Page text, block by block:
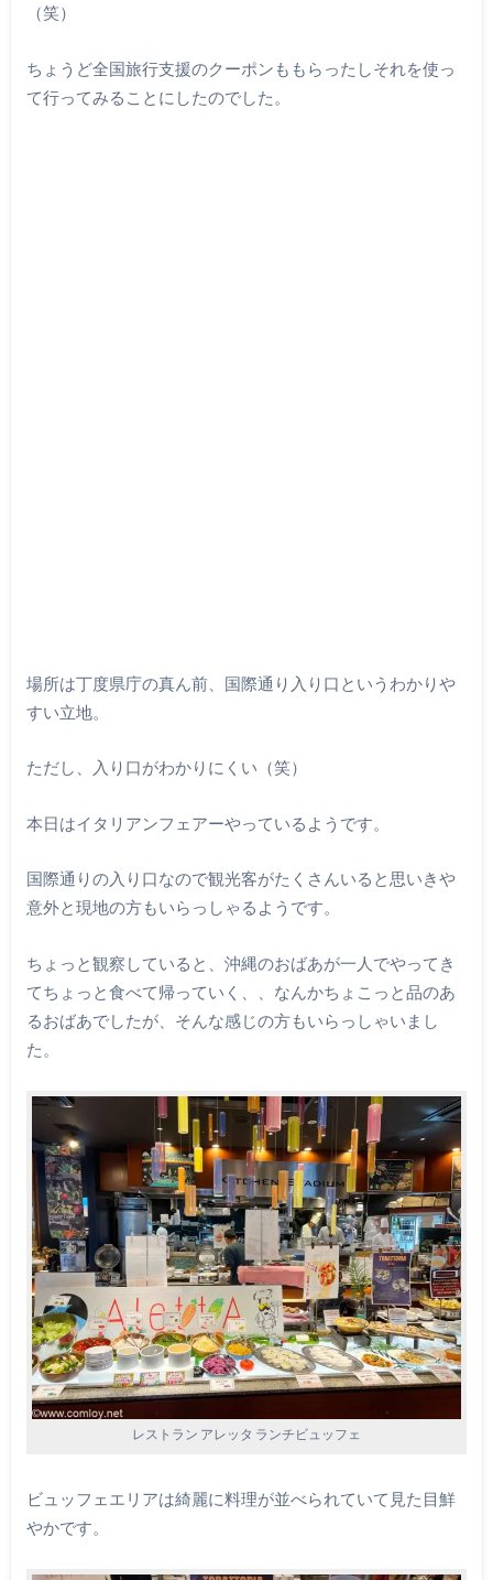
（笑）
ちょうど全国旅行支援のクーポンももらったしそれを使っ
て行ってみることにしたのでした。
場所は丁度県庁の真ん前、国際通り入り口というわかりや
すい立地。
ただし、入り口がわかりにくい（笑）
本日はイタリアンフェアーやっているようです。
国際通りの入り口なので観光客がたくさんいると思いきや
意外と現地の方もいらっしゃるようです。
ちょっと観察していると、沖縄のおばあが一人でやってき
てちょっと食べて帰っていく、、なんかちょこっと品のあ
るおばあでしたが、そんな感じの方もいらっしゃいまし
た。
レストラン アレッタ ランチビュッフェ
ビュッフェエリアは綺麗に料理が並べられていて見た目鮮
やかです。